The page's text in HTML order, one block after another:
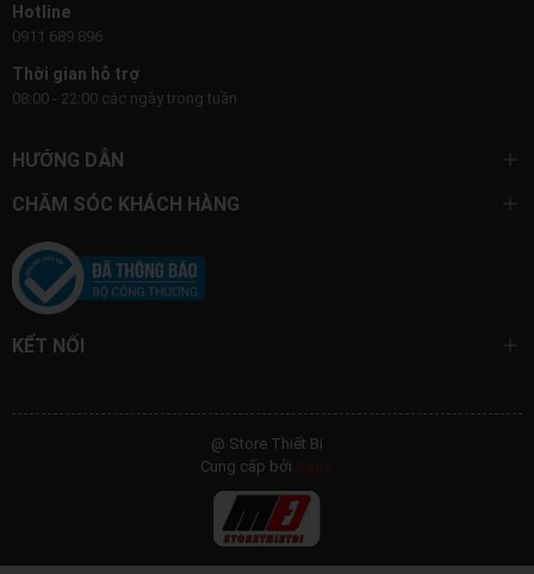
Hotline
0911 689 896
Thời gian hỗ trợ
08:00 - 22:00 các ngày trong tuần
HƯỚNG DẪN
CHĂM SÓC KHÁCH HÀNG
KẾT NỐI
@ Store Thiết Bị
Cung cấp bởi Sapo